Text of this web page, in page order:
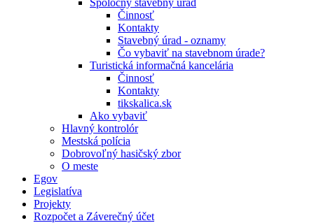
Spoločný stavebný úrad
Činnosť
Kontakty
Stavebný úrad - oznamy
Čo vybaviť na stavebnom úrade?
Turistická informačná kancelária
Činnosť
Kontakty
tikskalica.sk
Ako vybaviť
Hlavný kontrolór
Mestská polícia
Dobrovoľný hasičský zbor
O meste
Egov
Legislatíva
Projekty
Rozpočet a Záverečný účet